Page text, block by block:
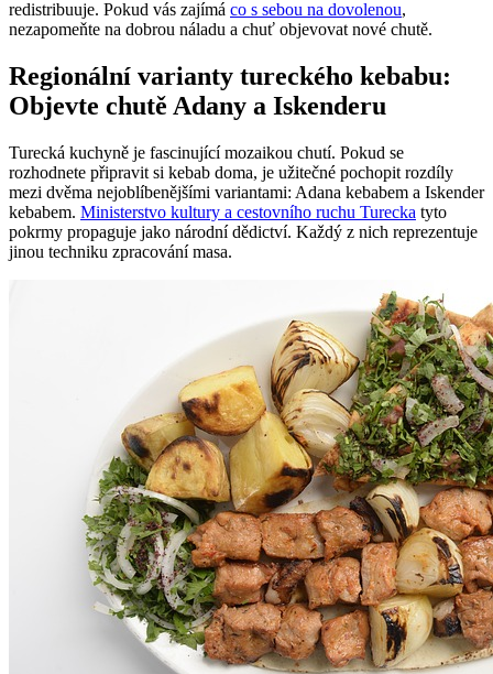
redistribuuje. Pokud vás zajímá co s sebou na dovolenou,
nezapomeňte na dobrou náladu a chuť objevovat nové chutě.
Regionální varianty tureckého kebabu:
Objevte chutě Adany a Iskenderu
Turecká kuchyně je fascinující mozaikou chutí. Pokud se
rozhodnete připravit si kebab doma, je užitečné pochopit rozdíly
mezi dvěma nejoblíbenějšími variantami: Adana kebabem a Iskender
kebabem. Ministerstvo kultury a cestovního ruchu Turecka tyto
pokrmy propaguje jako národní dědictví. Každý z nich reprezentuje
jinou techniku zpracování masa.